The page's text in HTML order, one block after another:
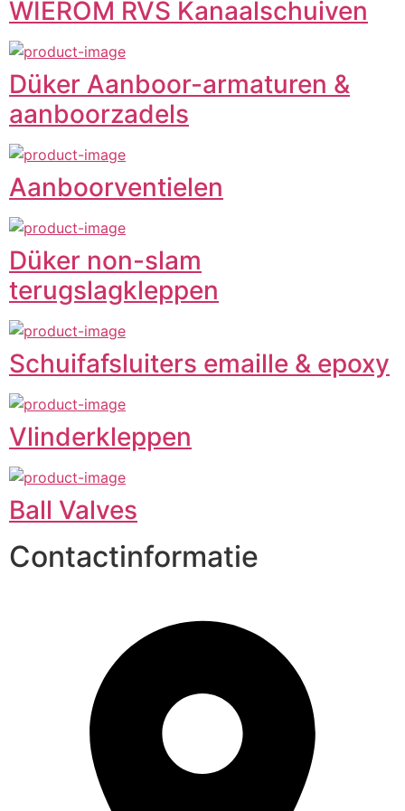
WIEROM RVS Kanaalschuiven
Düker Aanboor-armaturen &
aanboorzadels
Aanboorventielen
Düker non-slam
terugslagkleppen
Schuifafsluiters emaille & epoxy
Vlinderkleppen
Ball Valves
Contactinformatie